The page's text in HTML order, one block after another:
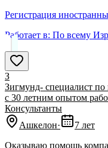
Регистрация
Работает в: По всему
З
Зигмунд- специалист по
с 30 летним опытом
Консультанты
Ашкелон·
7 лет
Оказываю помощь